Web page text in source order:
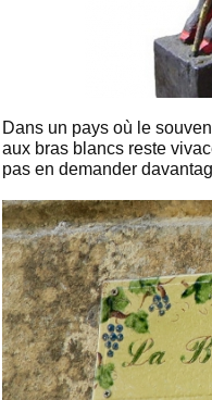
Dans un pays où le
aux bras blancs reste
pas en demander